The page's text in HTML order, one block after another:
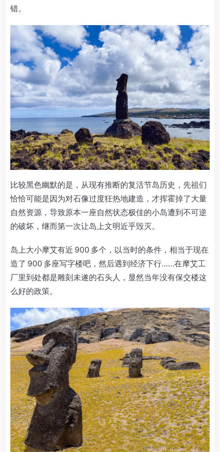
错。
比较黑色幽默的是，从现有推断的复活节岛历史，先祖们
恰恰可能是因为对石像过度狂热地建造，才挥霍掉了大量
自然资源，导致原本一座自然状态极佳的小岛遭到不可逆
的破坏，继而第一次让岛上文明近乎毁灭。
岛上大小摩艾有近 900 多个，以当时的条件，相当于现在
造了 900 多座写字楼吧，然后遇到经济下行……在摩艾工
厂里到处都是雕刻未遂的石头人，显然当年没有保交楼这
么好的政策。